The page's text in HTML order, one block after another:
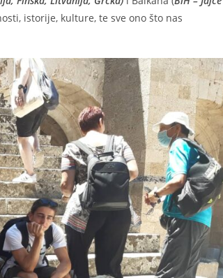
istorije, kulture, te sve ono što nas